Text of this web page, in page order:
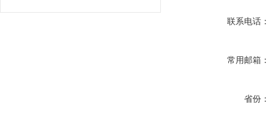
联系电话：
常用邮箱：
省份：